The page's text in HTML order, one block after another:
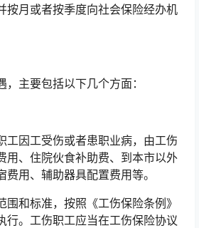
按月或者按季度向社会保险经办机
主要包括以下几个方面：
工因工受伤或者患职业病，由工伤
用、住院伙食补助费、到本市以外
用、辅助器具配置费用等。
和标准，按照《工伤保险条例》
行。工伤职工应当在工伤保险协议